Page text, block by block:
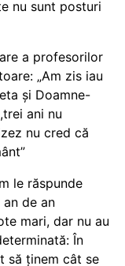
nu sunt posturi
a profesorilor
„Am zis iau
și Doamne-
ani nu
nu cred că
le răspunde
de an
mari, dar nu au
În
să ținem cât se